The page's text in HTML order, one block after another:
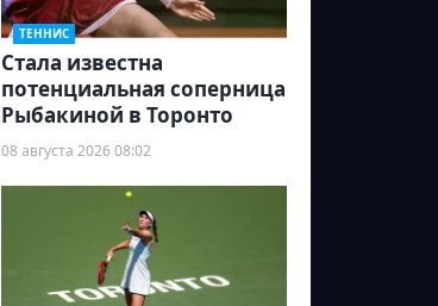
ТЕННИС
Cтала известна
потенциальная соперница
Рыбакиной в Торонто
08 августа 2026 08:02